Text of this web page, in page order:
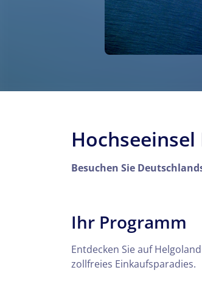
Hochseeinsel
Besuchen Sie
Ihr Programm
Entdecken Sie auf
zollfreies Einkaufsparadies.